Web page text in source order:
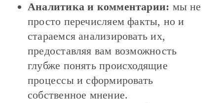
Аналитика и комментарии: мы не
просто перечисляем факты, но и
стараемся анализировать их,
предоставляя вам возможность
глубже понять происходящие
процессы и сформировать
собственное мнение.